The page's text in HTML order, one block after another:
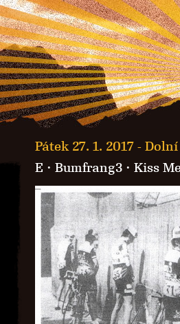
Pátek 27. 1. 2017 - Dolní
E · Bumfrang3 · Kiss